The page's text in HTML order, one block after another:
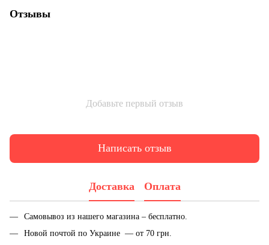
Отзывы
Добавьте первый отзыв
Написать отзыв
Доставка Оплата
Самовывоз из нашего магазина – бесплатно.
Новой почтой по Украине — от 70 грн.